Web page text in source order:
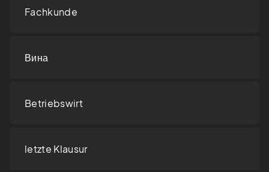
Fachkunde
Вина
Betriebswirt
letzte Klausur